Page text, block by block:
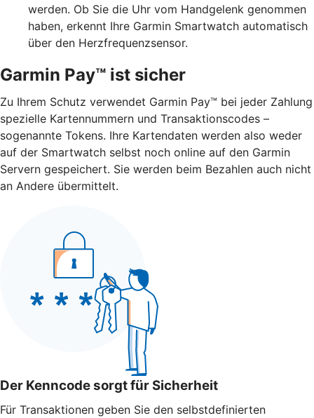
werden. Ob Sie die Uhr vom Handgelenk genommen
haben, erkennt Ihre Garmin Smartwatch automatisch
über den Herzfrequenzsensor.
Garmin Pay™ ist sicher
Zu Ihrem Schutz verwendet Garmin Pay™ bei jeder Zahlung
spezielle Kartennummern und Transaktionscodes –
sogenannte Tokens. Ihre Kartendaten werden also weder
auf der Smartwatch selbst noch online auf den Garmin
Servern gespeichert. Sie werden beim Bezahlen auch nicht
an Andere übermittelt.
Der Kenncode sorgt für Sicherheit
Für Transaktionen geben Sie den selbstdefinierten